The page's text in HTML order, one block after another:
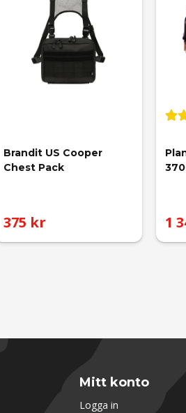
Brandit US Cooper
Chest Pack
375 kr 1
Mitt konto
Logga in